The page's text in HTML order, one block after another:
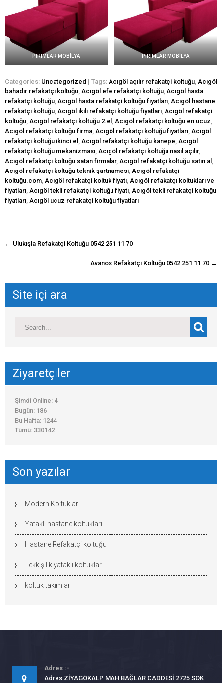
PIRIMLAR MOBİLYA PIRIMLAR MOBİLYA
Categories: Uncategorized | Tags: Acıgöl açılır refakatçi koltuğu Acıgöl
bahadır refakatçi koltuğu Acıgöl efe refakatçi koltuğu Acıgöl hasta
refakatçi koltuğu Acıgöl hasta refakatçi koltuğu fiyatları Acıgöl hastane
refakatçi koltuğu Acıgöl ikili refakatçi koltuğu fiyatları Acıgöl refakatçi
koltuğu Acıgöl refakatçi koltuğu 2.el Acıgöl refakatçi koltuğu en ucuz
Acıgöl refakatçi koltuğu firma Acıgöl refakatçi koltuğu fiyatları Acıgöl
refakatçi koltuğu ikinci el
Acıgöl refakatçi koltuğu kanepe Acıgöl
refakatçi koltuğu mekanizması Acıgöl refakatçi koltuğu nasıl açılır,
Acıgöl refakatçi koltuğu satan firmalar, Acıgöl refakatçi koltuğu satın al
Acıgöl refakatçi koltuğu teknik şartnamesi Acıgöl refakatçi
koltuğu.com Acıgöl refakatçi koltuk fiyatı Acıgöl refakatçı koltukları ve
fiyatları Acıgöl tekli refakatçi koltuğu fiyatı Acıgöl tekli refakatçi koltuğu
fiyatları Acıgöl ucuz refakatçi koltuğu fiyatları
navigasyon
← Ulukışla Refakatçi Koltuğu 0542 251 11 70
Avanos Refakatçi Koltuğu 0542 251 11 70 →
Site içi ara
Ziyaretçiler
Şimdi Online: 4
Bugün: 186
Bu Hafta: 1244
Tümü: 330142
Son yazılar
Modern Koltuklar
Yataklı hastane koltukları
Hastane Refakatçi koltuğu
Tekkişilik yataklı koltuklar
koltuk takımları
Adres
Adres ZİYAGÖKALP MAH BAĞLAR CADDESİ 2725 SOK